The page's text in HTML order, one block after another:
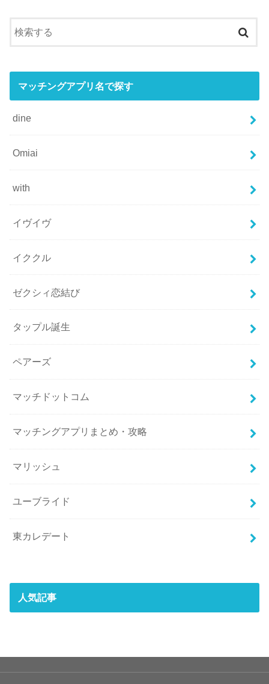
マッチングアプリ名で探す
dine
Omiai
with
イヴイヴ
イククル
ゼクシィ恋結び
タップル誕生
ペアーズ
マッチドットコム
マッチングアプリまとめ・攻略
マリッシュ
ユーブライド
東カレデート
人気記事